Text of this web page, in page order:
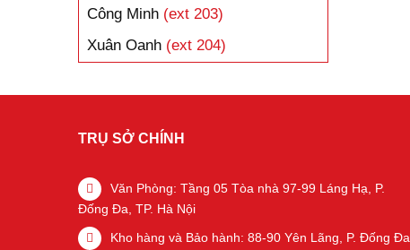
Công Minh (ext 203)
Xuân Oanh (ext 204)
TRỤ SỞ CHÍNH
Văn Phòng: Tầng 05 Tòa nhà 97-99 Láng Hạ, P.
Đống Đa, TP. Hà Nội
Kho hàng và Bảo hành: 88-90 Yên Lãng, P. Đống Đa,